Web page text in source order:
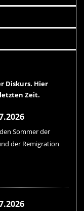
Diskurs. Hier
Zeit.
Sommer der
der Remigration